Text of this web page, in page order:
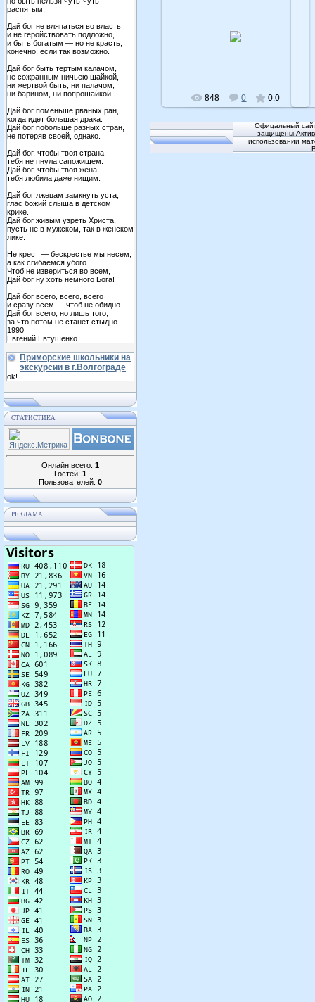
распятым.
Дай бог не вляпаться во власть
и не геройствовать подложно,
и быть богатым — но не красть,
конечно, если так возможно.
Дай бог быть тертым калачом,
не сожранным ничьею шайкой,
ни жертвой быть, ни палачом,
ни барином, ни попрошайкой.
Дай бог поменьше рваных ран,
когда идет большая драка.
Дай бог побольше разных стран,
не потеряв своей, однако.
Дай бог, чтобы твоя страна
тебя не пнула сапожищем.
Дай бог, чтобы твоя жена
тебя любила даже нищим.
Дай бог лжецам замкнуть уста,
глас божий слыша в детском
крике.
Дай бог живым узреть Христа,
пусть не в мужском, так в женском
лике.
Не крест — бескрестье мы несем,
а как сгибаемся убого.
Чтоб не извериться во всем,
Дай бог ну хоть немного Бога!
Дай бог всего, всего, всего
и сразу всем — чтоб не обидно...
Дай бог всего, но лишь того,
за что потом не станет стыдно.
1990
Евгений Евтушенко.
Приморские школьники на
экскурсии в г.Волгограде
ok!
СТАТИСТИКА
Онлайн всего: 1
Гостей: 1
Пользователей: 0
РЕКЛАМА
848 0 0.0
Офицальный
использовании